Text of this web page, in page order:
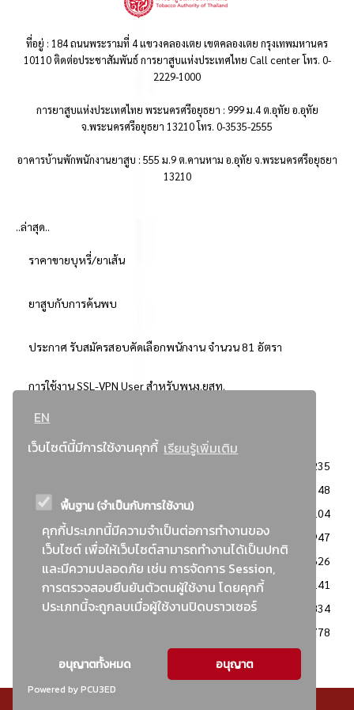
EN
เว็บไซต์นี้มีการใช้งานคุกกี้ เรียนรู้เพิ่มเติม
พื้นฐาน (จำเป็นกับการใช้งาน)
คุกกี้ประเภทนี้มีความจำเป็นต่อการทำงานของ
เว็บไซต์ เพื่อให้เว็บไซต์สามารถทำงานได้เป็นปกติ
และมีความปลอดภัย เช่น การจัดการ Session,
การตรวจสอบยืนยันตัวตนผู้ใช้งาน โดยคุกกี้
ประเภทนี้จะถูกลบเมื่อผู้ใช้งานปิดบราวเซอร์
อนุญาตทั้งหมด อนุญาต
Powered by PCU3ED
ที่อยู่ : 184 ถนนพระรามที่ 4 แขวงคลองเตย เขตคลองเตย กรุงเทพมหานคร
10110 ติดต่อประชาสัมพันธ์ การยาสูบแห่งประเทศไทย Call center โทร. 0-
2229-1000
การยาสูบแห่งประเทศไทย พระนครศรีอยุธยา : 999 ม.4 ต.อุทัย อ.อุทัย
จ.พระนครศรีอยุธยา 13210 โทร. 0-3535-2555
อาคารบ้านพักพนักงานยาสูบ : 555 ม.9 ต.คานหาม อ.อุทัย จ.พระนครศรีอยุธยา
13210
..ล่าสุด..
ราคาขายบุหรี่/ยาเส้น
ยาสูบกับการค้นพบ
ประกาศ รับสมัครสอบคัดเลือกพนักงาน จำนวน 81 อัตรา
การใช้งาน SSL-VPN User สำหรับพนง.ยสท.
..ยอดนิยม..
3235
2348
: วิธีเฉพาะเจาะจง
2104
ข่าวสาร/ประกาศ
1947
: เอกสารส่งเสริมความโปร่งใสในการจัดซื้อจัดจ้าง
1626
ข่าวสารจัดซื้อจัดจ้าง
1141
: แผนการจัดซื้อจัดจ้าง
834
778